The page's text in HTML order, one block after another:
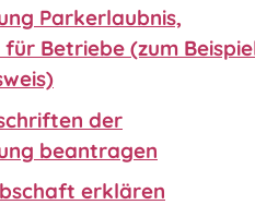
Parkerlaubnis,
Betriebe (zum
der
beantragen
erklären